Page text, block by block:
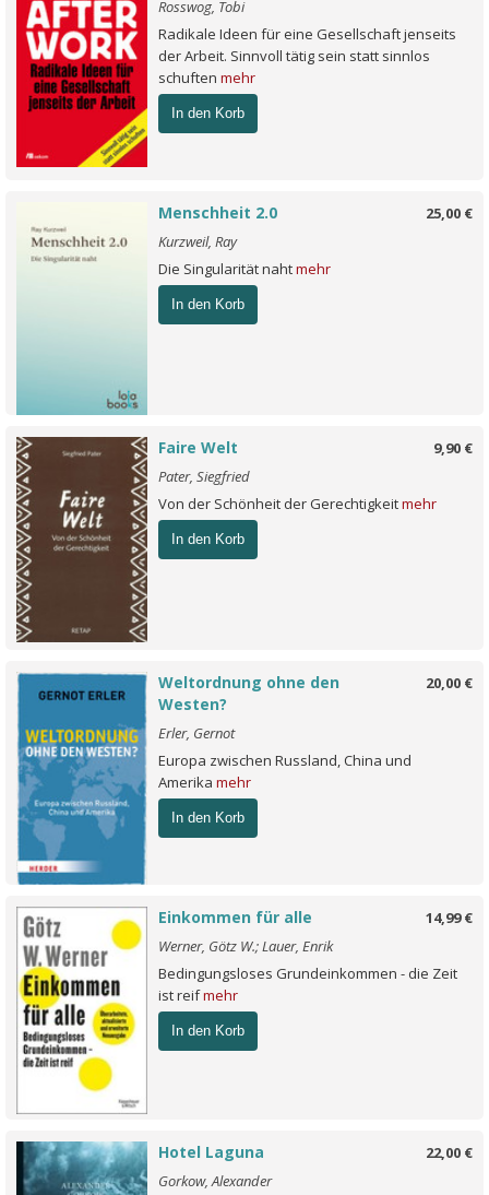
Rosswog, Tobi
Radikale Ideen für eine Gesellschaft jenseits
der Arbeit. Sinnvoll tätig sein statt sinnlos
schuften mehr
In den Korb
25,00 €
Menschheit 2.0
Kurzweil, Ray
Die Singularität nahtmehr
In den Korb
9,90 €
Faire Welt
Pater, Siegfried
Von der Schönheit der Gerechtigkeitmehr
In den Korb
20,00 €
Weltordnung ohne den
Westen?
Erler, Gernot
Europa zwischen Russland, China und
Amerika mehr
In den Korb
14,99 €
Einkommen für alle
Werner, Götz W.; Lauer, Enrik
Bedingungsloses Grundeinkommen - die Zeit
ist reifmehr
In den Korb
22,00 €
Hotel Laguna
Gorkow, Alexander